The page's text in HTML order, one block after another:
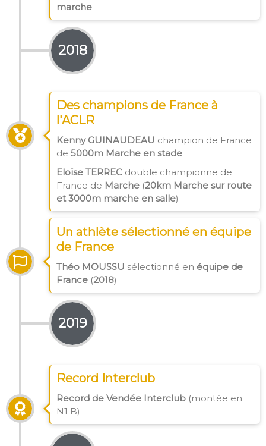
marche
2018
Des champions de France à
l'ACLR
Kenny GUINAUDEAU champion de France
de5000m Marche en stade
Eloïse TERREC double championne de
France de Marche (20km Marche sur route
et 3000m marche en salle)
Un athlète sélectionné en équipe
de France
Théo MOUSSU sélectionné en équipe de
France (2018)
2019
Record Interclub
Record de Vendée Interclub (montée en
N1 B)